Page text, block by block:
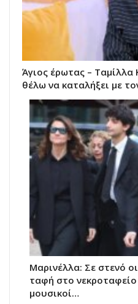
Άγιος έρωτας –
θέλω να καταλήξει με
Μαρινέλλα: Σε στενό
ταφή στο νεκροταφείο
μουσικοί…